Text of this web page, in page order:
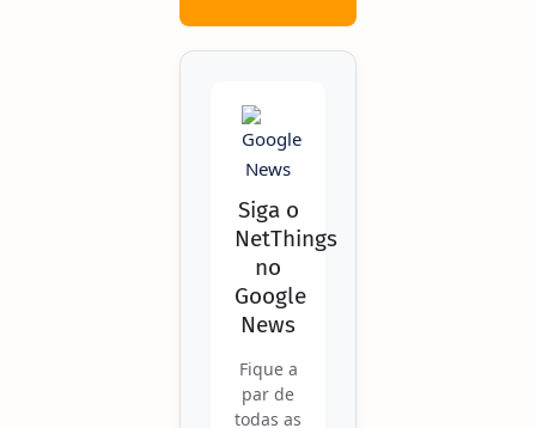
Siga o
NetThings
no
Google
News
Fique a
par de
todas as